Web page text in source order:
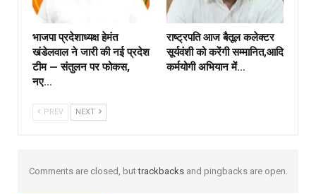
भाजपा प्रदेशाध्यक्ष हेमंत
खंडेलवाल ने जारी की नई प्रदेश
टीम — संतुलन पर फोकस,
नए…
राष्ट्रपति आज बैतूल कलेक्टर
सूर्यवंशी को करेंगी सम्मानित,आदि
कर्मयोगी अभियान में…
PREV NEXT
Comments are closed, buttrackbacksand pingbacks are open.